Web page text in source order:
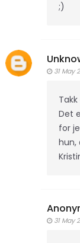
;)
31 May
Det
for
hun,
31 May